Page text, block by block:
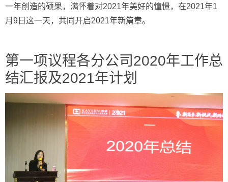
一年创造的硕果，满怀着对2021年美好的憧憬，在2021年1
月9日这一天，共同开启2021年新篇章。
第一项议程各分公司2020年工作总
结汇报及2021年计划